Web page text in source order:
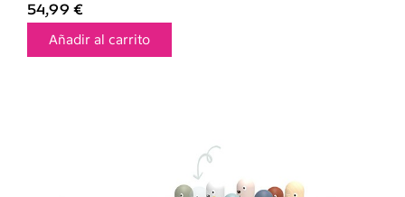
54,99 €
Añadir al carrito